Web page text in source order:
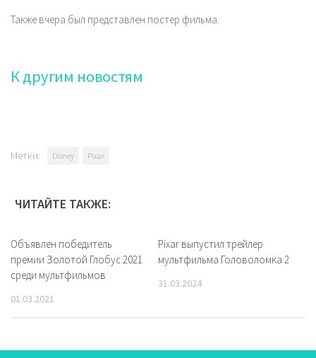
Также вчера был представлен постер фильма.
К другим новостям
Метки: Disney Pixar
ЧИТАЙТЕ ТАКЖЕ:
Объявлен победитель
премии Золотой Глобус 2021
среди мультфильмов
01.03.2021
Pixar выпустил трейлер
мультфильма Головоломка 2
31.03.2024